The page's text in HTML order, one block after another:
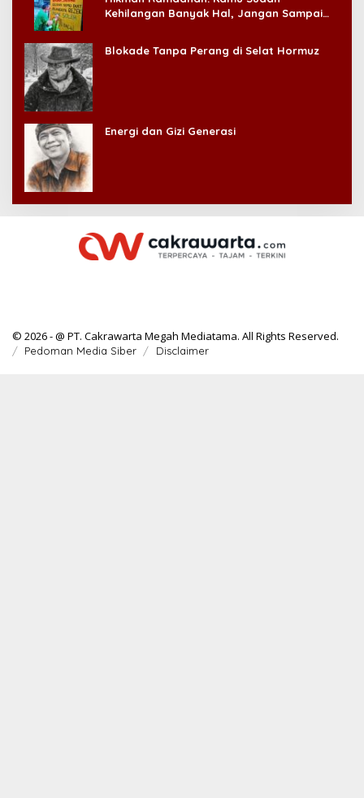
Kehilangan Banyak Hal, Jangan Sampai
Blokade Tanpa Perang di Selat Hormuz
Energi dan Gizi Generasi
© 2026 - @ PT. Cakrawarta Megah Mediatama. All Rights Reserved.
Pedoman Media Siber Disclaimer